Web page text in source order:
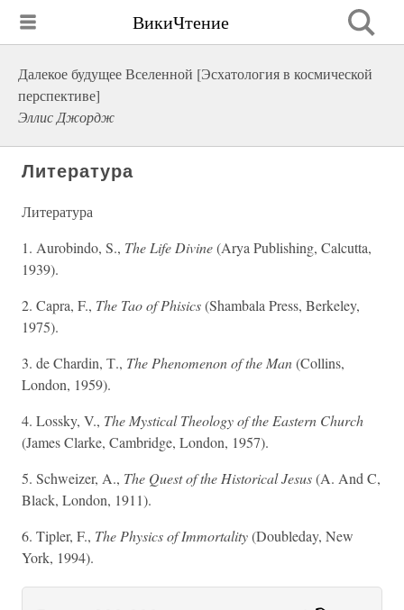
ВикиЧтение
Далекое будущее Вселенной [Эсхатология в космической
перспективе]
Эллис Джордж
Литература
Литература
1. Aurobindo, S., The Life Divine(Arya Publishing, Calcutta,
1939).
2. Capra, F., The Tao of Phisics(Shambala Press, Berkeley,
1975).
3. de Chardin, Т., The Phenomenon of the Man(Collins,
London, 1959).
4. Lossky, V., The Mystical Theology of the Eastern Church
(James Clarke, Cambridge, London, 1957).
5. Schweizer, A., The Quest of the Historical Jesus(A. And C,
Black, London, 1911).
6. Tipler, F., The Physics of Immortality(Doubleday, New
York, 1994).